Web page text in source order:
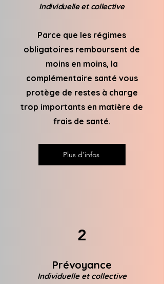
Individuelle et collective
Parce que les régimes
obligatoires remboursent de
moins en moins, la
complémentaire santé vous
protège de restes à charge
trop importants en matière de
frais de santé.
Plus d'infos
2
Prévoyance
Individuelle et collective